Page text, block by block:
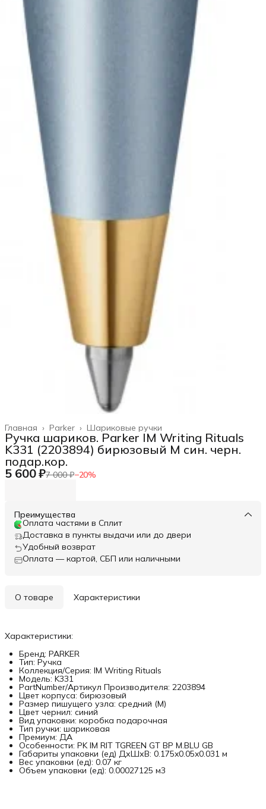
Шариковые ручки
Parker ›
Главная ›
Ручка шариков. Parker IM Writing Rituals
K331 (2203894) бирюзовый M син. черн.
подар.кор.
5 600 ₽7 000 ₽−20%
Преимущества
Оплата частями в Сплит
Доставка в пункты выдачи или до двери
Удобный возврат
Оплата — картой, СБП или наличными
О товаре Характеристики
Характеристики:
Бренд: PARKER
Тип: Ручка
Коллекция/Серия: IM Writing Rituals
Модель: K331
PartNumber/Артикул Производителя: 2203894
Цвет корпуса: бирюзовый
Размер пишущего узла: средний (M)
Цвет чернил: синий
Вид упаковки: коробка подарочная
Тип ручки: шариковая
Премиум: ДА
Особенности: PK IM RIT TGREEN GT BP M.BLU GB
Габариты упаковки (ед) ДхШхВ: 0.175x0.05x0.031 м
Вес упаковки (ед): 0.07 кг
Объем упаковки (ед): 0.00027125 м3